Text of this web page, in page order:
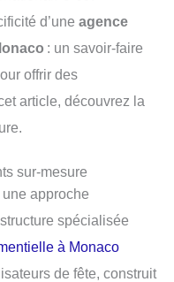
d’une agence
: un savoir-faire
offrir des
article, découvrez la
sur-mesure
approche
spécialisée
à Monaco
de fête, construit